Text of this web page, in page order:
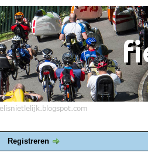
Registreren